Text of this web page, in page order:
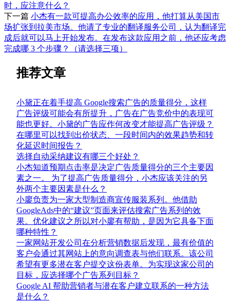
时，应注意什么？
下一篇 小杰有一款可提高办公效率的应用，他打算从美国市
场扩张到拉美市场。他请了专业的翻译服务公司，认为翻译完
成后就可以马上开始发布。在发布这款应用之前，他还应考虑
完成哪 3 个步骤？（请选择三项）
推荐文章
小黛正在着手提高 Google搜索广告的质量得分，这样
广告评级可能会有所提升，广告在广告竞价中的表现可
能也更好。小黛的广告应作何改变才能提高广告评级？
在哪里可以找到出价状态、一段时间内的效果趋势和转
化延迟时间报告？
选择自动采纳建议有哪三个好处？
小杰知道预期点击率是决定广告质量得分的三个主要因
素之一。 为了提高广告质量得分，小杰应该关注的另
外两个主要因素是什么？
小廖负责为一家大型制造商宣传服装系列。他借助
GoogleAds中的“建议”页面来评估搜索广告系列的效
果。优化建议之所以对小廖有帮助，是因为它具备下面
哪种特性？
一家网站开发公司在分析营销数据后发现，最有价值的
客户会通过其网站上的意向调查表与他们联系。该公司
希望有更多潜在客户提交这份表单。为实现这家公司的
目标，应选择哪个广告系列目标？
Google AI 帮助营销者与潜在客户建立联系的一种方法
是什么？